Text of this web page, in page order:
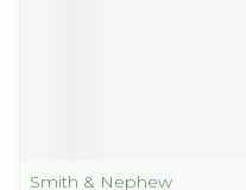
Smith & Nephew